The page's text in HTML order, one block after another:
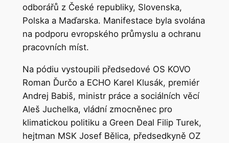
odborářů z České republiky, Slovenska,
Polska a Maďarska. Manifestace byla svolána
na podporu evropského průmyslu a ochranu
pracovních míst.
Na pódiu vystoupili předsedové OS KOVO
Roman Ďurčo a ECHO Karel Klusák, premiér
Andrej Babiš, ministr práce a sociálních věcí
Aleš Juchelka, vládní zmocněnec pro
klimatickou politiku a Green Deal Filip Turek,
hejtman MSK Josef Bělica, předsedkyně OZ